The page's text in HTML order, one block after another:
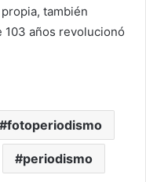
también
103 años revolucionó
fotoperiodismo
periodismo